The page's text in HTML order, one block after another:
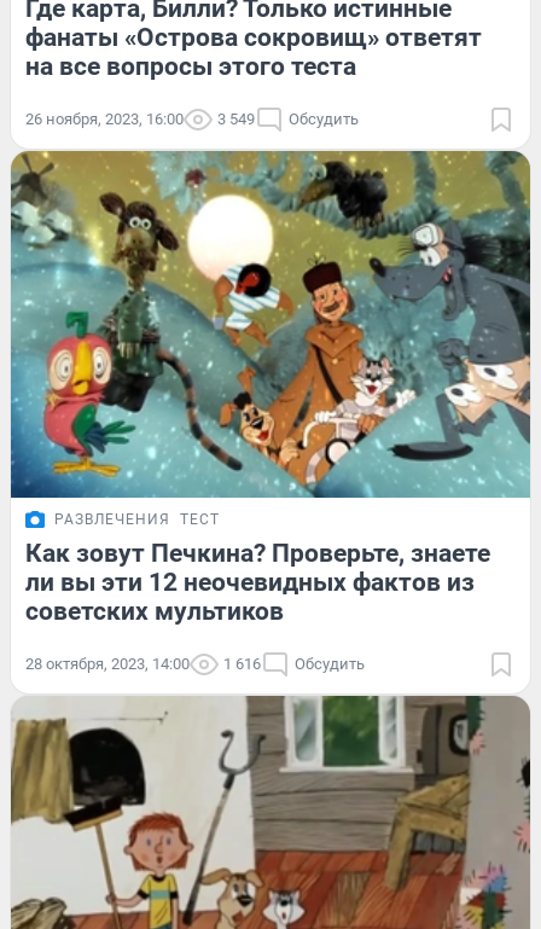
Где карта, Билли? Только истинные
фанаты «Острова сокровищ» ответят
на все вопросы этого теста
26 ноября, 2023, 16:00 3 549 Обсудить
РАЗВЛЕЧЕНИЯ ТЕСТ
Как зовут Печкина? Проверьте, знаете
ли вы эти 12 неочевидных фактов из
советских мультиков
28 октября, 2023, 14:00 1 616 Обсудить